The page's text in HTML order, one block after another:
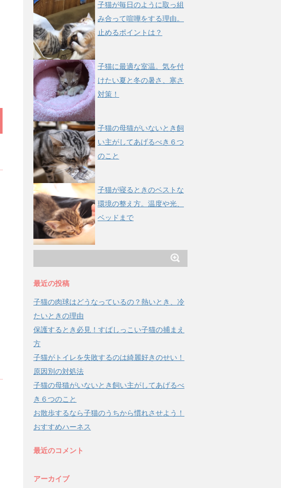
子猫が毎日のように取っ組
み合って喧嘩をする理由。
止めるポイントは？
子猫に最適な室温。気を付
けたい夏と冬の暑さ、寒さ
対策！
子猫の母猫がいないとき飼
い主がしてあげるべき６つ
のこと
子猫が寝るときのベストな
環境の整え方。温度や光、
ベッドまで
最近の投稿
子猫の肉球はどうなっているの？熱いとき、冷
たいときの理由
保護するとき必見！すばしっこい子猫の捕まえ
方
子猫がトイレを失敗するのは綺麗好きのせい！
原因別の対処法
子猫の母猫がいないとき飼い主がしてあげるべ
き６つのこと
お散歩するなら子猫のうちから慣れさせよう！
おすすめハーネス
最近のコメント
アーカイブ